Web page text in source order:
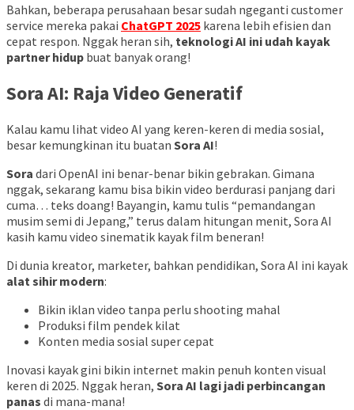
Bahkan, beberapa perusahaan besar sudah ngeganti customer
service mereka pakai ChatGPT 2025 karena lebih efisien dan
cepat respon. Nggak heran sih, teknologi AI ini udah kayak
partner hidup buat banyak orang!
Sora AI: Raja Video Generatif
Kalau kamu lihat video AI yang keren-keren di media sosial,
besar kemungkinan itu buatan Sora AI!
Sora dari OpenAI ini benar-benar bikin gebrakan. Gimana
nggak, sekarang kamu bisa bikin video berdurasi panjang dari
cuma… teks doang! Bayangin, kamu tulis “pemandangan
musim semi di Jepang,” terus dalam hitungan menit, Sora AI
kasih kamu video sinematik kayak film beneran!
Di dunia kreator, marketer, bahkan pendidikan, Sora AI ini kayak
alat sihir modern:
Bikin iklan video tanpa perlu shooting mahal
Produksi film pendek kilat
Konten media sosial super cepat
Inovasi kayak gini bikin internet makin penuh konten visual
keren di 2025. Nggak heran, Sora AI lagi jadi perbincangan
panas di mana-mana!